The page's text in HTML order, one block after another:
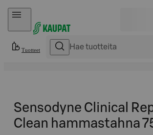
Hyppää sisältöön
Tuotteet
Sensodyne Clinical
Clean hammastahna